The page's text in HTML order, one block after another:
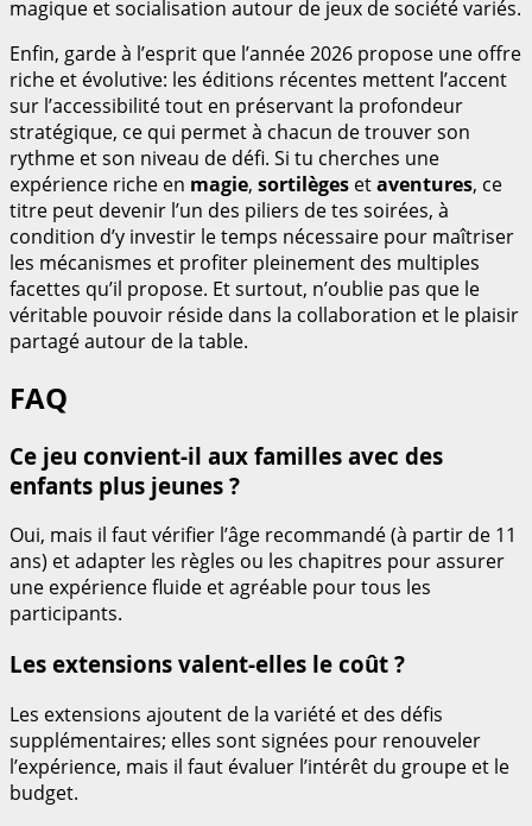
magique et socialisation autour de jeux de société variés.
Enfin, garde à l’esprit que l’année 2026 propose une offre
riche et évolutive: les éditions récentes mettent l’accent
sur l’accessibilité tout en préservant la profondeur
stratégique, ce qui permet à chacun de trouver son
rythme et son niveau de défi. Si tu cherches une
expérience riche en magie, sortilèges etaventures, ce
titre peut devenir l’un des piliers de tes soirées, à
condition d’y investir le temps nécessaire pour maîtriser
les mécanismes et profiter pleinement des multiples
facettes qu’il propose. Et surtout, n’oublie pas que le
véritable pouvoir réside dans la collaboration et le plaisir
partagé autour de la table.
FAQ
Ce jeu convient-il aux familles avec des
enfants plus jeunes ?
Oui, mais il faut vérifier l’âge recommandé (à partir de 11
ans) et adapter les règles ou les chapitres pour assurer
une expérience fluide et agréable pour tous les
participants.
Les extensions valent-elles le coût ?
Les extensions ajoutent de la variété et des défis
supplémentaires; elles sont signées pour renouveler
l’expérience, mais il faut évaluer l’intérêt du groupe et le
budget.